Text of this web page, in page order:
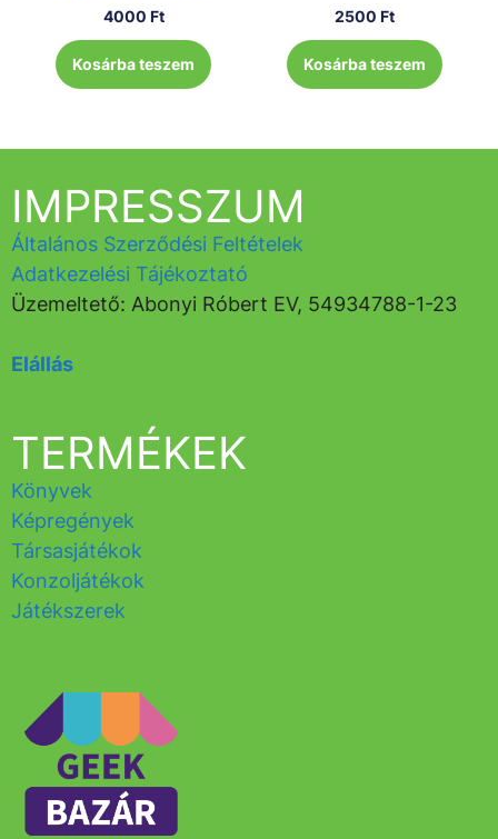
4000 Ft
Kosárba teszem
2500 Ft
Kosárba teszem
TERMÉKEK
Könyvek
Képregények
Társasjátékok
Konzoljátékok
Játékszerek
IMPRESSZUM
Általános Szerződési Feltételek
Adatkezelési Tájékoztató
Üzemeltető: Abonyi Róbert EV, 54934788-1-23
Elállás